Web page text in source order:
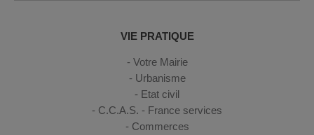
VIE PRATIQUE
Votre Mairie
Urbanisme
Etat civil
C.C.A.S. - France services
Commerces